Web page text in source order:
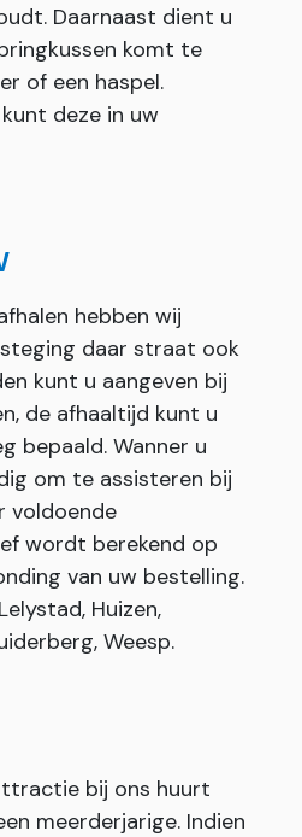
Daarnaast dient u
komt te
of een haspel.
deze in uw
hebben wij
daar straat ook
kunt u aangeven bij
de afhaaltijd kunt u
bepaald. Wanner u
om te assisteren bij
voldoende
wordt berekend op
van uw bestelling.
Huizen,
Weesp.
bij ons huurt
meerderjarige. Indien